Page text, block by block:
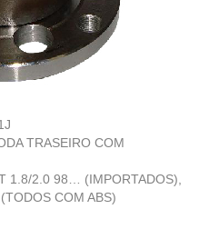
TRASEIRO COM
1.8/2.0 98… (IMPORTADOS),
COM ABS)